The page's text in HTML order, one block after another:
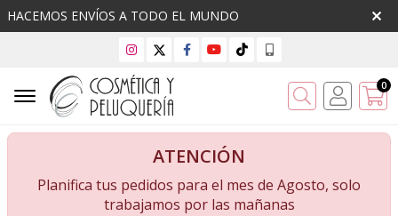
HACEMOS ENVÍOS A TODO EL MUNDO
Buscar 0
ATENCIÓN
Planifica tus pedidos para el mes de Agosto, solo
trabajamos por las mañanas